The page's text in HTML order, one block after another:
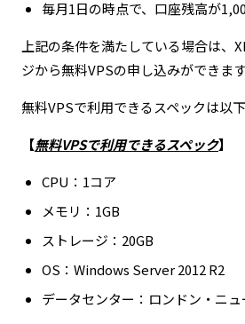
毎月1日の時点で、口座残高が
上記の条件を満たしている場合は、
ジから無料VPSの申し込みができます
無料VPSで利用できるスペックは以下
【無料VPSで利用できるスペック】
CPU：1コア
メモリ：1GB
ストレージ：20GB
OS：Windows Server 2012 R2
データセンター：ロンドン・ニ